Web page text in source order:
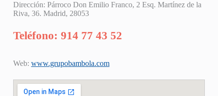
Dirección: Párroco Don Emilio Franco, 2 Esq. Martínez de la
Riva, 36. Madrid, 28053
Teléfono: 914 77 43 52
Web: www.grupobambola.com